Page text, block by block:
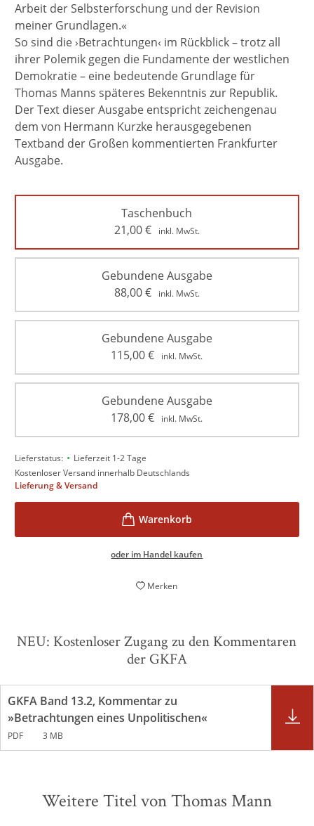
Arbeit der Selbsterforschung und der Revision
meiner Grundlagen.«
So sind die ›Betrachtungen‹ im Rückblick – trotz all
ihrer Polemik gegen die Fundamente der westlichen
Demokratie – eine bedeutende Grundlage für
Thomas Manns späteres Bekenntnis zur Republik.
Der Text dieser Ausgabe entspricht zeichengenau
dem von Hermann Kurzke herausgegebenen
Textband der Großen kommentierten Frankfurter
Ausgabe.
Taschenbuch
21,00€ inkl. MwSt.
Gebundene Ausgabe
88,00€ inkl. MwSt.
Gebundene Ausgabe
115,00€ inkl. MwSt.
Gebundene Ausgabe
178,00€ inkl. MwSt.
Lieferstatus: • Lieferzeit 1-2 Tage
Kostenloser Versand innerhalb Deutschlands
Lieferung & Versand
oder im Handel kaufen
Merken
NEU: Kostenloser Zugang zu den Kommentaren
der GKFA
GKFA Band 13.2, Kommentar zu
»Betrachtungen eines Unpolitischen«
PDF 3 MB
Weitere Titel von Thomas Mann